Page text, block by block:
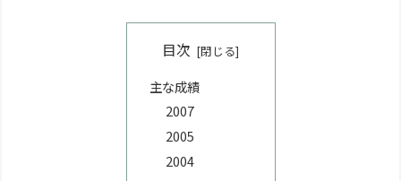
目次
主な成績
2007
2005
2004